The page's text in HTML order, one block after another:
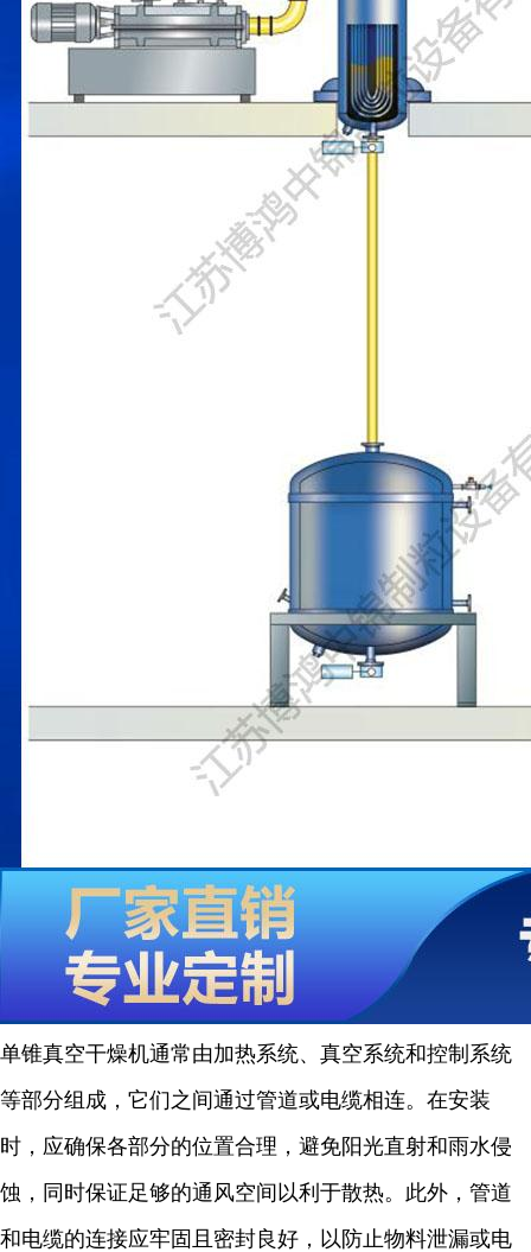
单锥真空干燥机通常由加热系统、真空系统和控制系统
等部分组成，它们之间通过管道或电缆相连。在安装
时，应确保各部分的位置合理，避免阳光直射和雨水侵
蚀，同时保证足够的通风空间以利于散热。此外，管道
和电缆的连接应牢固且密封良好，以防止物料泄漏或电